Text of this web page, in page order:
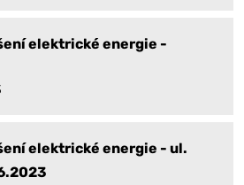
elektrické energie -
elektrické energie - ul.